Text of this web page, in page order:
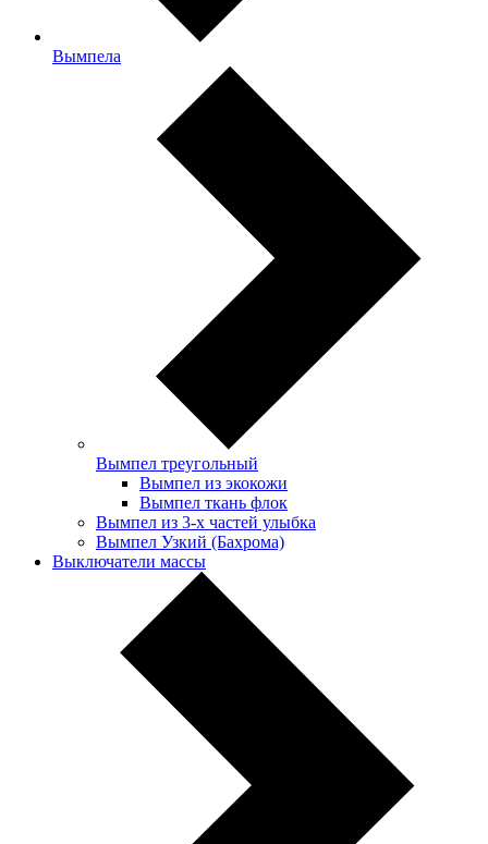
Вымпела
Вымпел треугольный
Вымпел из экокожи
Вымпел ткань флок
Вымпел из 3-х частей улыбка
Вымпел Узкий (Бахрома)
Выключатели массы